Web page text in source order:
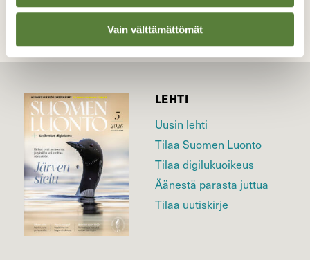
Vain välttämättömät
LEHTI
Uusin lehti
Tilaa Suomen Luonto
Tilaa digilukuoikeus
Äänestä parasta juttua
Tilaa uutiskirje